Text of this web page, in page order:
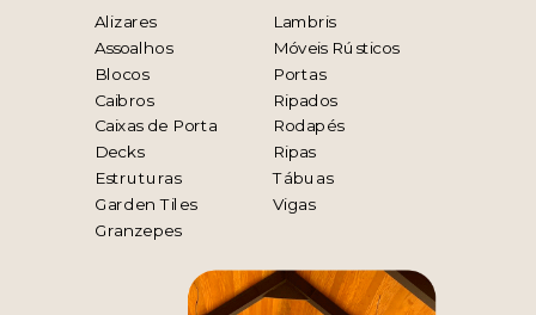
Alizares
Assoalhos
Blocos
Caibros
Caixas de Porta
Decks
Estruturas
Garden Tiles
Granzepes
Lambris
Móveis Rústicos
Portas
Ripados
Rodapés
Ripas
Tábuas
Vigas